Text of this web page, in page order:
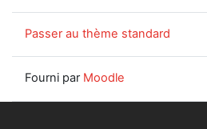
Passer au thème standard
Fourni par Moodle